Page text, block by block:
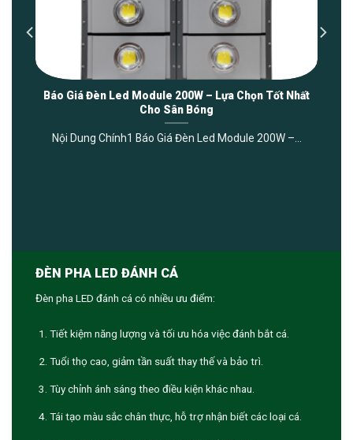
Báo Giá Đèn Led Module 200W – Lựa Chọn Tốt Nhất
Cho Sân Bóng
Nội Dung Chính1 Báo Giá Đèn Led Module 200W –...
ĐÈN PHA LED ĐÁNH CÁ
Đèn pha LED đánh cá có nhiều ưu điểm:
Tiết kiệm năng lượng và tối ưu hóa việc đánh bắt cá.
Tuổi thọ cao, giảm tần suất thay thế và bảo trì.
Tùy chỉnh ánh sáng theo điều kiện khác nhau.
Tái tạo màu sắc chân thực, hỗ trợ nhận biết các loại cá.